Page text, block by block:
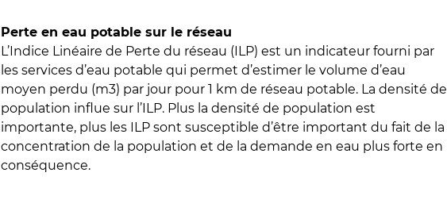
Perte en eau potable sur le réseau
L’Indice Linéaire de Perte du réseau (ILP) est un indicateur fourni par
les services d’eau potable qui permet d’estimer le volume d’eau
moyen perdu (m3) par jour pour 1 km de réseau potable. La densité de
population influe sur l’ILP. Plus la densité de population est
importante, plus les ILP sont susceptible d’être important du fait de la
concentration de la population et de la demande en eau plus forte en
conséquence.